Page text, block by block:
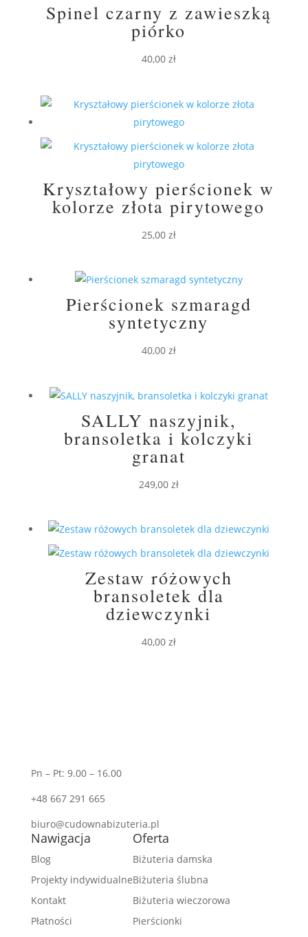
Spinel czarny z zawieszką
piórko
40,00 zł
Kryształowy pierścionek w
kolorze złota pirytowego
25,00 zł
Pierścionek szmaragd
syntetyczny
40,00 zł
SALLY naszyjnik,
bransoletka i kolczyki
granat
249,00 zł
Zestaw różowych
bransoletek dla
dziewczynki
40,00 zł
Pn – Pt: 9.00 – 16.00
+48 667 291 665
biuro@cudownabizuteria.pl
Nawigacja
Blog
Projekty indywidualne
Kontakt
Płatności
Oferta
Biżuteria damska
Biżuteria ślubna
Biżuteria wieczorowa
Pierścionki